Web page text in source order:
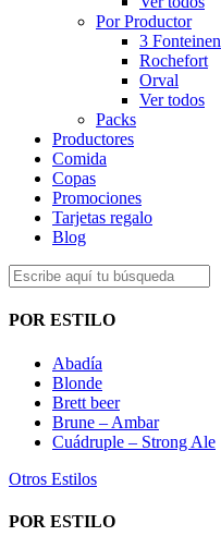
Por Productor
3 Fonteinen
Rochefort
Orval
Ver todos
Packs
Productores
Comida
Copas
Promociones
Tarjetas regalo
Blog
POR ESTILO
Abadía
Blonde
Brett beer
Brune – Ambar
Cuádruple – Strong Ale
Otros Estilos
POR ESTILO